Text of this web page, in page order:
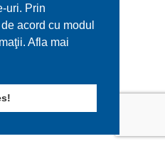
uri. Prin
acord cu modul
Afla mai